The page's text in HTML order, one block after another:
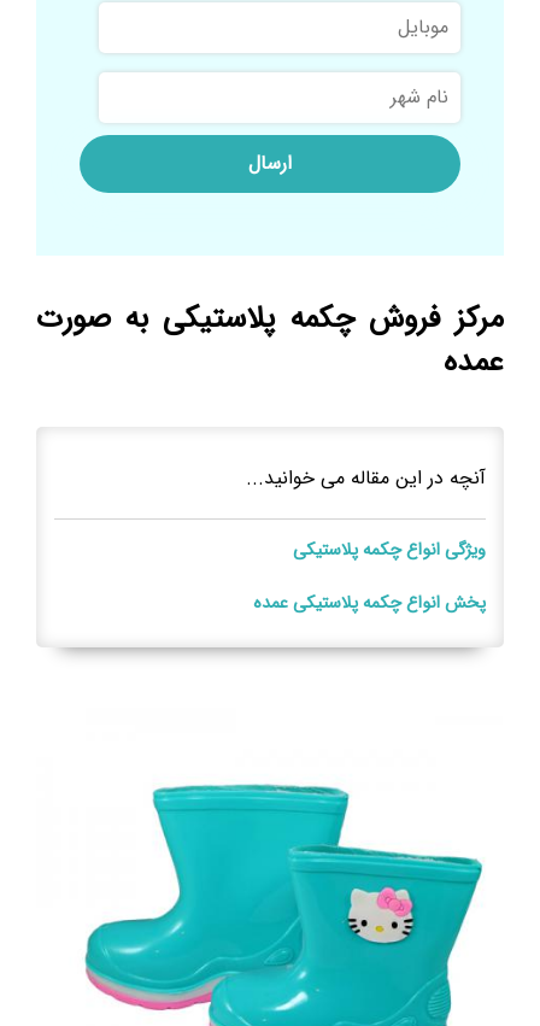
خانوادگی
موبایل
نام
شهر
مرکز فروش چکمه پلاستیکی به صورت
عمده
آنچه در این مقاله می خوانید...
ویژگی انواع چکمه پلاستیکی
پخش انواع چکمه پلاستیکی عمده